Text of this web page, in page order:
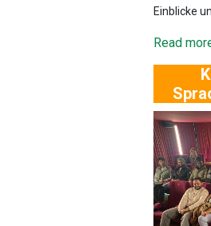
Einblicke
Read